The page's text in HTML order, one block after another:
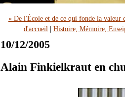
« De l'École et de ce qui fonde la
d'accueil | Histoire, Mémoire,
10/12/2005
Alain Finkielkraut en